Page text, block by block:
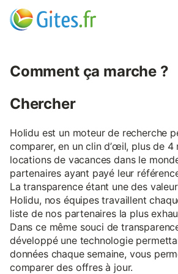
Comment ça marche ?
Chercher
Holidu est un moteur de recherche
comparer, en un clin d’œil, plus de 4
locations de vacances dans le
partenaires ayant payé leur
La transparence étant une des
Holidu, nos équipes travaillent
liste de nos partenaires la plus
Dans ce même souci de
développé une technologie
données chaque semaine, vous
comparer des offres à jour.